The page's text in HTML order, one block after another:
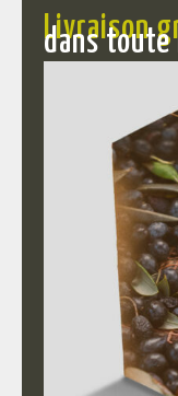
Livraison
dans